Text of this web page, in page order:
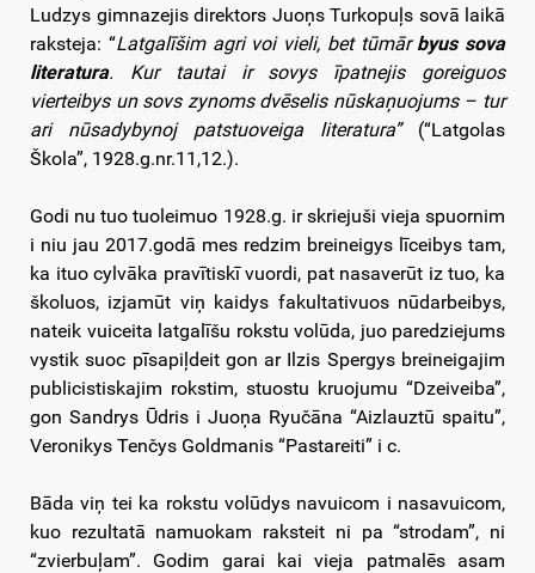
Ludzys gimnazejis direktors Juoņs Turkopuļs sovā laikā
raksteja: “Latgalīšim agri voi vieli, bet tūmārbyus sova
literatura. Kur tautai ir sovys īpatnejis goreiguos
vierteibys un sovs zynoms dvēselis nūskaņuojums – tur
ari nūsadybynoj patstuoveiga literatura”(“Latgolas
Škola”, 1928.g.nr.11,12.).
Godi nu tuo tuoleimuo 1928.g. ir skriejuši vieja spuornim
i niu jau 2017.godā mes redzim breineigys līceibys tam,
ka ituo cylvāka pravītiskī vuordi, pat nasaverūt iz tuo, ka
školuos, izjamūt viņ kaidys fakultativuos nūdarbeibys,
nateik vuiceita latgalīšu rokstu volūda, juo paredziejums
vystik suoc pīsapiļdeit gon ar Ilzis Spergys breineigajim
publicistiskajim rokstim, stuostu kruojumu “Dzeiveiba”,
gon Sandrys Ūdris i Juoņa Ryučāna “Aizlauztū spaitu”,
Veronikys Tenčys Goldmanis “Pastareiti” i c.
Bāda viņ tei ka rokstu volūdys navuicom i nasavuicom,
kuo rezultatā namuokam raksteit ni pa “strodam”, ni
“zvierbuļam”. Godim garai kai vieja patmalēs asam